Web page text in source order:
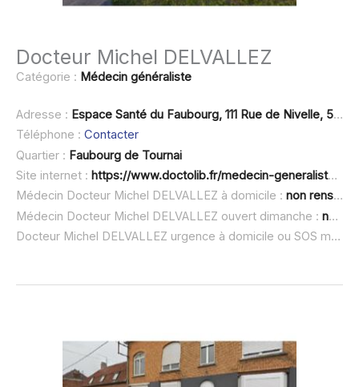
Docteur Michel DELVALLEZ
Catégorie : Médecin généraliste
Adresse : Espace Santé du Faubourg, 111 Rue de Nivelle, 59230 Saint-Amand-
Téléphone : Contacter
Quartier : Faubourg de Tournai
Site internet : https://www.doctolib.fr/medecin-generaliste/rosult/michel-delvallez
Médecin Docteur Michel DELVALLEZ à domicile : non renseigné
Médecin Docteur Michel DELVALLEZ ouvert dimanche : non renseigné
Docteur Michel DELVALLEZ urgence à domicile ou SOS médecin :